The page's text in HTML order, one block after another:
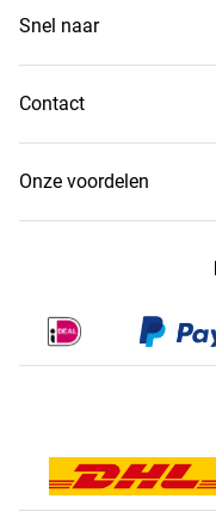
Snel naar
Contact
Onze voordelen